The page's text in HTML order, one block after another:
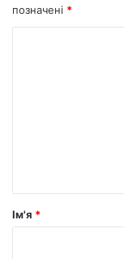
позначені *
рІм'я *